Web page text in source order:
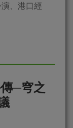
、港口經
─穹之